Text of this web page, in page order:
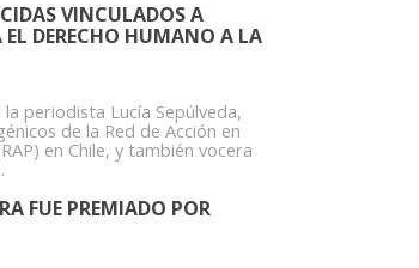
VINCULADOS A
DERECHO HUMANO A LA
periodista Lucía Sepúlveda,
de la Red de Acción en
en Chile, y también vocera
FUE PREMIADO POR